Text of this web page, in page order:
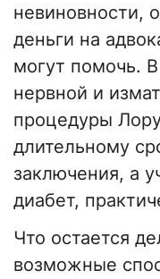
невиновности,
деньги на
могут помочь. В
нервной и
процедуры
длительному
заключения, а
диабет,
Что остается
возможные